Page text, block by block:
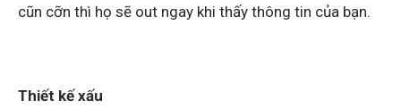
cũn cỡn thì họ sẽ out ngay khi thấy thông tin của bạn.
Thiết kế xấu